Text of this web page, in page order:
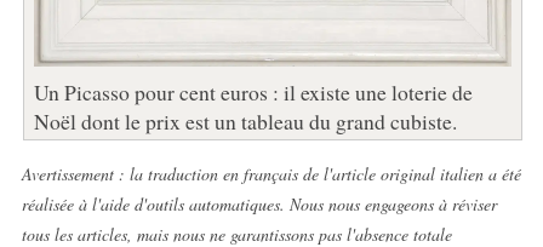
Un Picasso pour cent euros : il existe une loterie de
Noël dont le prix est un tableau du grand cubiste.
Avertissement : la traduction en français de l'article original italien a été
réalisée à l'aide d'outils automatiques. Nous nous engageons à réviser
tous les articles, mais nous ne garantissons pas l'absence totale